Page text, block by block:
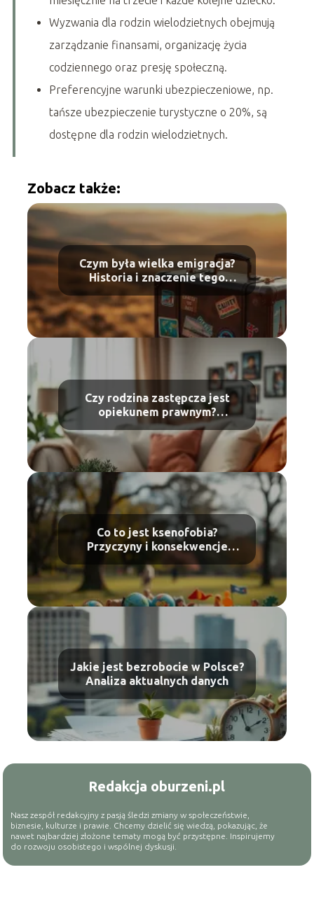
Wyzwania dla rodzin wielodzietnych obejmują
zarządzanie finansami, organizację życia
codziennego oraz presję społeczną.
Preferencyjne warunki ubezpieczeniowe, np.
tańsze ubezpieczenie turystyczne o 20%, są
dostępne dla rodzin wielodzietnych.
Zobacz także:
Czym była wielka emigracja?
Historia i znaczenie tego
zjawiska
Czy rodzina zastępcza jest
opiekunem prawnym?
Wyjaśniamy różnice
Co to jest ksenofobia?
Przyczyny i konsekwencje
zjawiska
Jakie jest bezrobocie w Polsce?
Analiza aktualnych danych
Redakcja oburzeni.pl
Nasz zespół redakcyjny z pasją śledzi zmiany w społeczeństwie,
biznesie, kulturze i prawie. Chcemy dzielić się wiedzą, pokazując, że
nawet najbardziej złożone tematy mogą być przystępne. Inspirujemy
do rozwoju osobistego i wspólnej dyskusji.